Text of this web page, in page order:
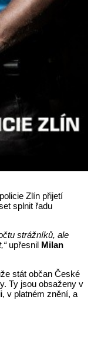
Zlín přijetí
splnit řadu
strážníků, ale
upřesnil Milan
stát občan České
Ty jsou obsaženy v
v platném znění, a